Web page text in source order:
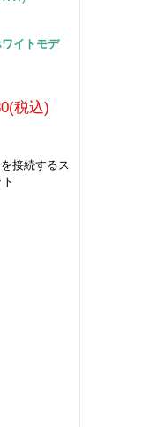
イトモデ
税込)
接続するス